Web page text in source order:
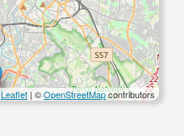
Leaflet | ©OpenStreetMapcontributors